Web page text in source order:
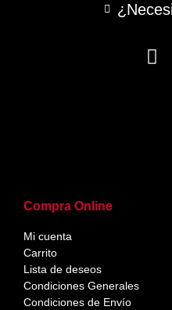
Compra Online
Mi cuenta
Carrito
Lista de deseos
Condiciones Generales
Condiciones de Envío